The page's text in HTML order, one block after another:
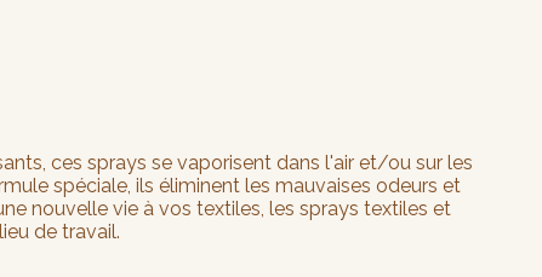
ces sprays se vaporisent dans l'air et/ou sur les
spéciale, ils éliminent les mauvaises odeurs et
nouvelle vie à vos textiles, les sprays textiles et
de travail.